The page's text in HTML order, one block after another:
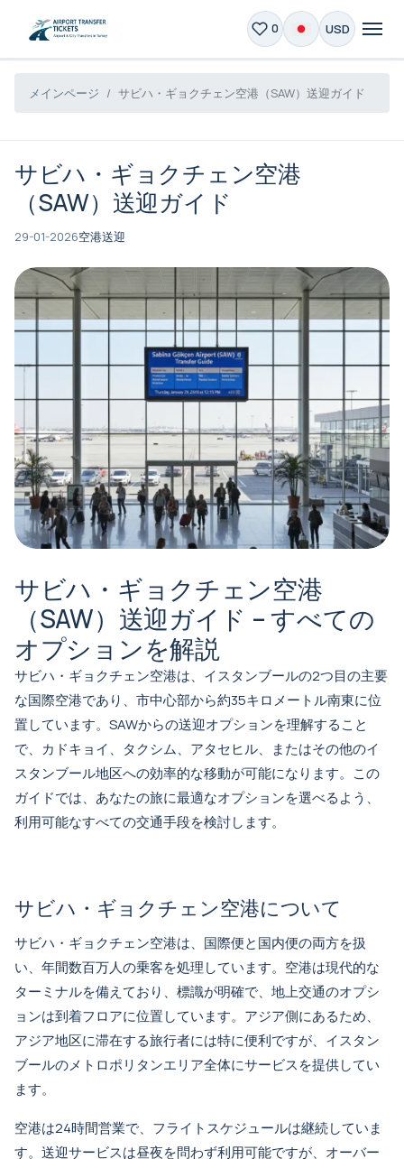
0 USD
メインページ サビハ・ギョクチェン空港（SAW）送迎ガイド
サビハ・ギョクチェン空港
（SAW）送迎ガイド
29-01-2026空港送迎
サビハ・ギョクチェン空港
（SAW）送迎ガイド – すべての
オプションを解説
サビハ・ギョクチェン空港は、イスタンブールの2つ目の主要
な国際空港であり、市中心部から約35キロメートル南東に位
置しています。SAWからの送迎オプションを理解すること
で、カドキョイ、タクシム、アタセヒル、またはその他のイ
スタンブール地区への効率的な移動が可能になります。この
ガイドでは、あなたの旅に最適なオプションを選べるよう、
利用可能なすべての交通手段を検討します。
サビハ・ギョクチェン空港について
サビハ・ギョクチェン空港は、国際便と国内便の両方を扱
い、年間数百万人の乗客を処理しています。空港は現代的な
ターミナルを備えており、標識が明確で、地上交通のオプシ
ョンは到着フロアに位置しています。アジア側にあるため、
アジア地区に滞在する旅行者には特に便利ですが、イスタン
ブールのメトロポリタンエリア全体にサービスを提供してい
ます。
空港は24時間営業で、フライトスケジュールは継続していま
す。送迎サービスは昼夜を問わず利用可能ですが、オーバー